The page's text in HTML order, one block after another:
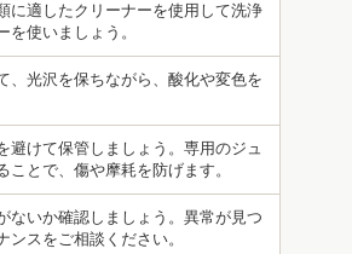
に適したクリーナーを使用して洗浄
を使いましょう。
、光沢を保ちながら、酸化や変色を
避けて保管しましょう。専用のジュ
とで、傷や摩耗を防げます。
ないか確認しましょう。異常が見つ
スをご相談ください。